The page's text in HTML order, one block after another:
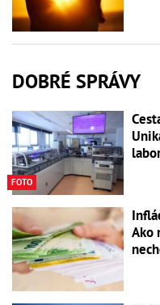
DOBRÉ SPRÁVY
FOTO
Ako